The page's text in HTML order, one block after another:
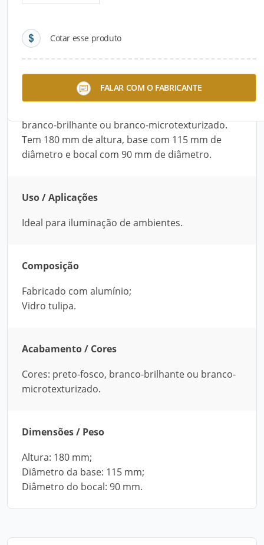
Cotar esse produto
FALAR COM O FABRICANTE
Detalhes do produto
Descrição do Produto
O Spot – 429 2 é indicado para iluminação de
ambientes. É desenvolvido com alumínio e vidro
branco-brilhante ou branco-microtexturizado.
Tem 180 mm de altura, base com 115 mm de
diâmetro e bocal com 90 mm de diâmetro.
Uso / Aplicações
Ideal para iluminação de ambientes.
Composição
Fabricado com alumínio;
Vidro tulipa.
Acabamento / Cores
Cores: preto-fosco, branco-brilhante ou branco-
microtexturizado.
Dimensões / Peso
Altura: 180 mm;
Diâmetro da base: 115 mm;
Diâmetro do bocal: 90 mm.